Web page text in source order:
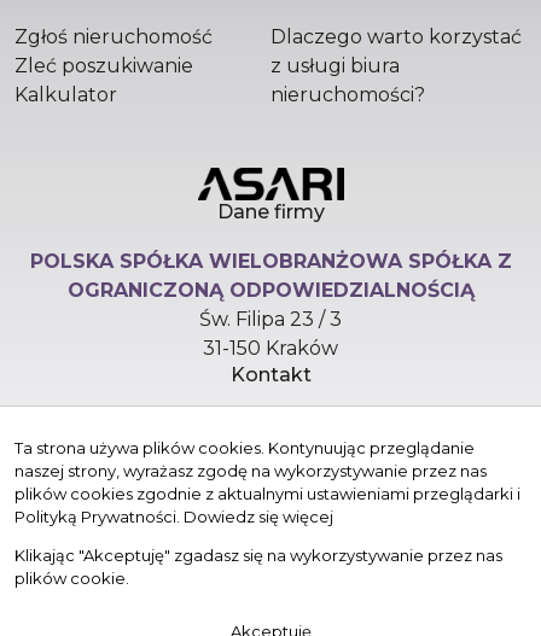
Zgłoś nieruchomość
Zleć poszukiwanie
Kalkulator
Dlaczego warto korzystać
z usługi biura
nieruchomości?
Dane firmy
POLSKA SPÓŁKA WIELOBRANŻOWA SPÓŁKA Z
OGRANICZONĄ ODPOWIEDZIALNOŚCIĄ
Św. Filipa 23 / 3
31-150 Kraków
Kontakt
+48 510 296 799
Znajdziesz nas tu
© 2026 Wszystkie prawa zastrzeżone | Program dla biur
Ta strona używa plików cookies. Kontynuując przeglądanie
naszej strony, wyrażasz zgodę na wykorzystywanie przez nas
plików cookies zgodnie z aktualnymi ustawieniami przeglądarki i
Polityką Prywatności. Dowiedz się więcej
Klikając "Akceptuję" zgadasz się na wykorzystywanie przez nas
plików cookie.
Akceptuję